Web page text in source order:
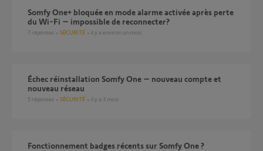
Somfy One+ bloquée en mode alarme activée après perte
du Wi-Fi – impossible de reconnecter?
7 réponses SÉCURITÉ il y a environ un mois
Échec réinstallation Somfy One – nouveau compte et
nouveau réseau
5 réponses SÉCURITÉ il y a 3 mois
Fonctionnement badges récents sur Somfy One ?